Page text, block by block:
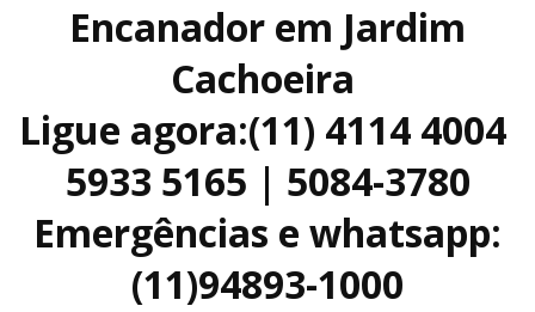
Encanador em Jardim
Cachoeira
Ligue agora:(11) 4114 4004
5933 5165 | 5084-3780
Emergências e whatsapp:
(11)94893-1000